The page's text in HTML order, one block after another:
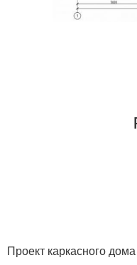
Проект каркасного дома